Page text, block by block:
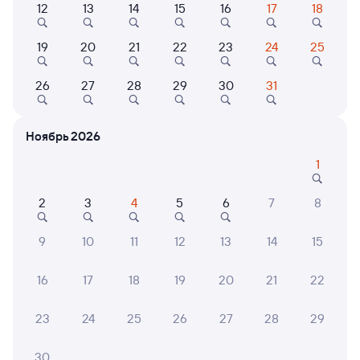
Найдём билет на поезд за вас
Отели в Туле
12 13 14 15 16 17 18
19 20 21 22 23 24 25
26 27 28 29 30 31
Ноябрь 2026
1
2 3 4 5 6 7 8
9 10 11 12 13 14 15
16 17 18 19 20 21 22
23 24 25 26 27 28 29